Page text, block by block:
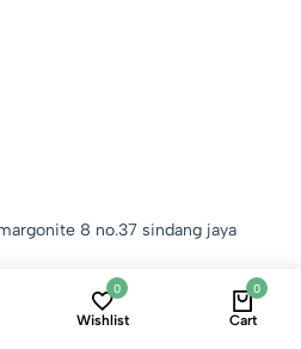
8 no.37 sindang jaya
0
Wishlist
0
Cart